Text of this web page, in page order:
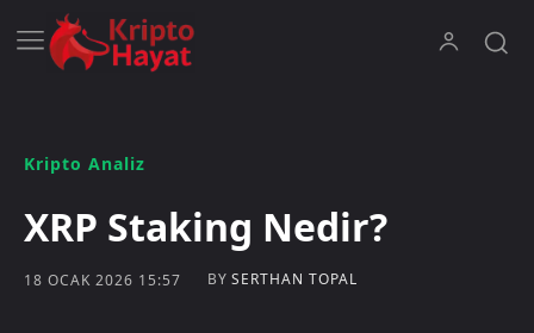
Kripto Analiz
XRP Staking Nedir?
18 OCAK 2026 15:57 BY SERTHAN TOPAL